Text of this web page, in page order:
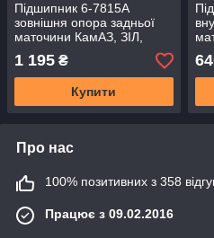
Підшипник 6-7815А
зовнішня опора задньої
маточини КамАЗ, ЗІЛ,
ЛІАЗ 5256
1 195 ₴
Купити
Про нас
100% позитивних з 358
Працює з 09.02.2016